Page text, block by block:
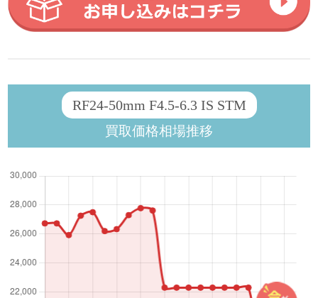
RF24-50mm F4.5-6.3 IS STM
買取価格相場推移